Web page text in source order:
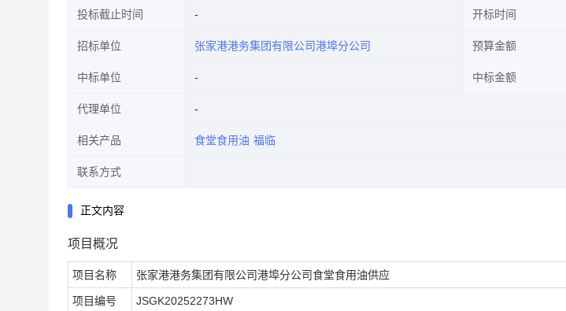
投标截止时间 开标时间
招标单位 张家港港务集团有限公司港埠分公司 预算金额
中标单位 中标金额
代理单位
相关产品 食堂食用油 福临
联系方式
正文内容
项目概况
项目名称 张家港港务集团有限公司港埠分公司食堂食用油供应
项目编号 JSGK20252273HW